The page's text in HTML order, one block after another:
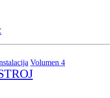
Volumen 4